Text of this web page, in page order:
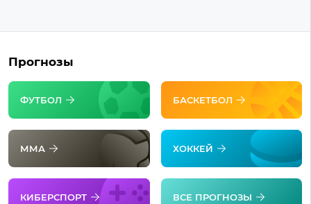
Прогнозы
ФУТБОЛ БАСКЕТБОЛ
ММА ХОККЕЙ
КИБЕРСПОРТ ВСЕ ПРОГНОЗЫ